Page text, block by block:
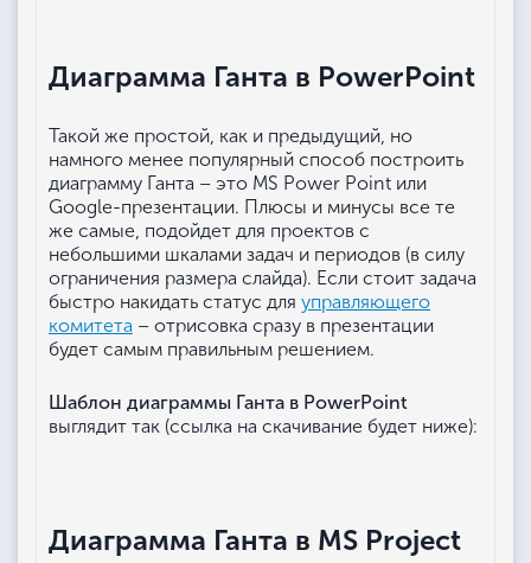
Диаграмма Ганта в PowerPoint
Такой же простой, как и предыдущий, но
намного менее популярный способ построить
диаграмму Ганта – это MS Power Point или
Google-презентации. Плюсы и минусы все те
же самые, подойдет для проектов с
небольшими шкалами задач и периодов (в силу
ограничения размера слайда). Если стоит задача
быстро накидать статус для управляющего
комитета – отрисовка сразу в презентации
будет самым правильным решением.
Шаблон диаграммы Ганта в PowerPoint
выглядит так (ссылка на скачивание будет ниже):
Диаграмма Ганта в MS Project